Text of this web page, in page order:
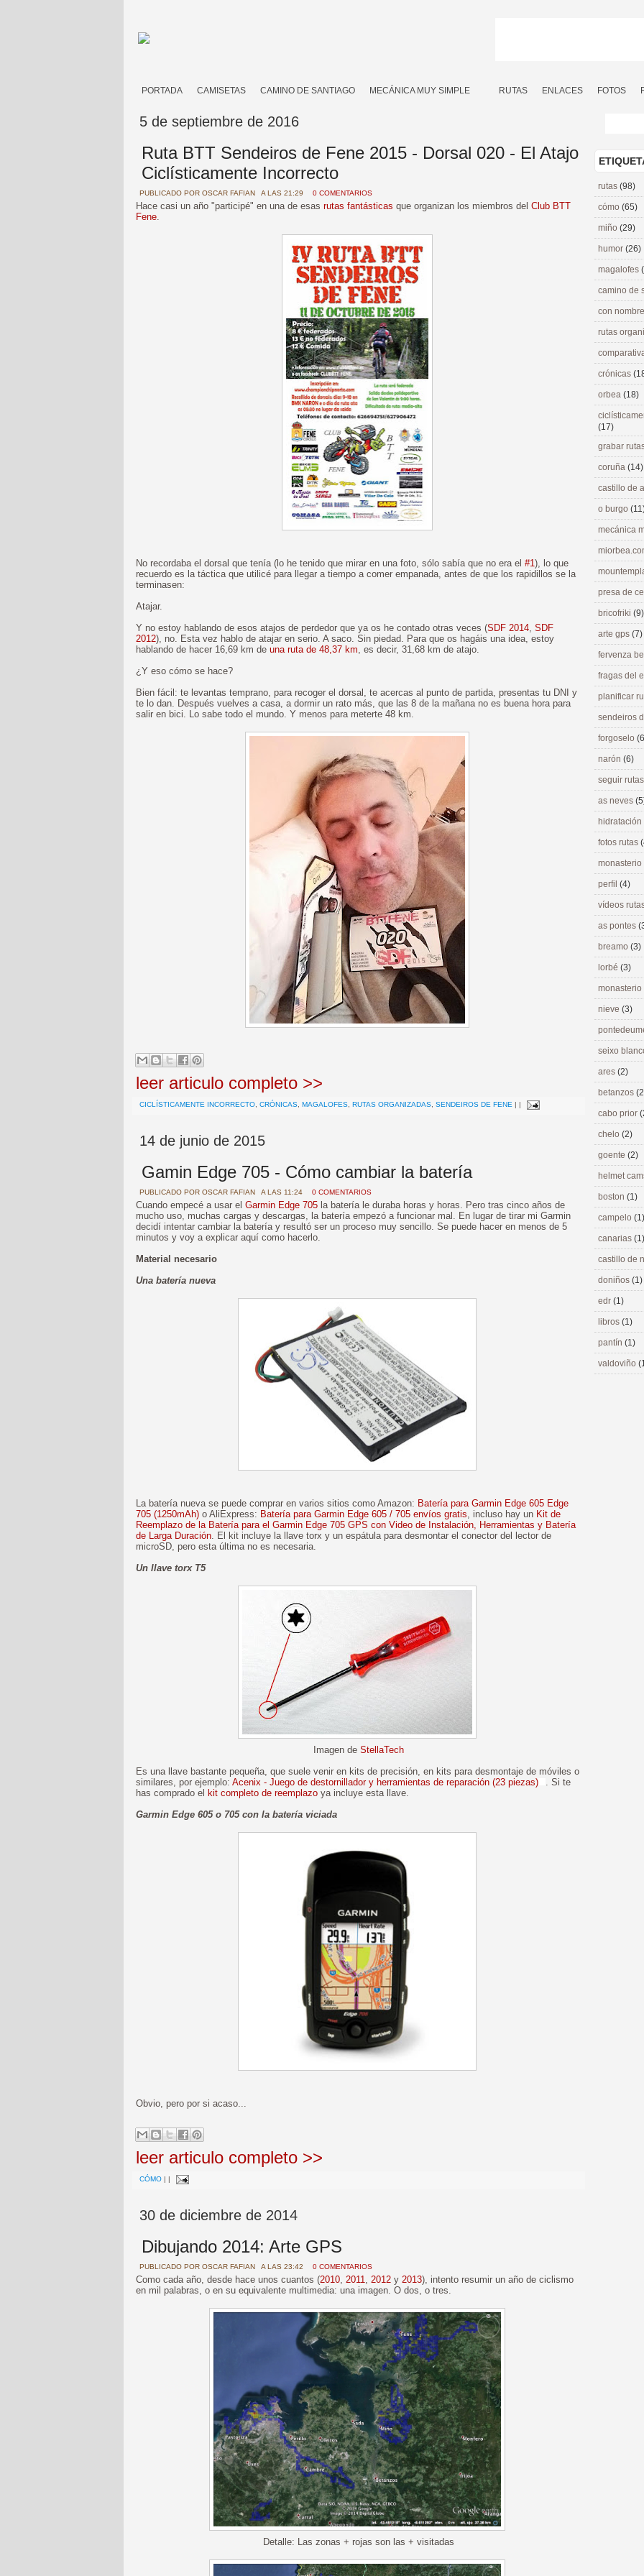
PORTADA CAMISETAS CAMINO DE SANTIAGO MECÁNICA MUY SIMPLE RUTAS ENLACES FOTOS
5 de septiembre de 2016
Ruta BTT Sendeiros de Fene 2015 - Dorsal 020 - El Atajo
Ciclísticamente Incorrecto
PUBLICADO POR OSCAR FAFIAN A LAS 21:29 0 COMENTARIOS
Hace casi un año "participé" en una de esas rutas fantásticas que organizan los miembros del Club BTT
Fene.
No recordaba el dorsal que tenía (lo he tenido que mirar en una foto, sólo sabía que no era el #1), lo que
recuerdo es la táctica que utilicé para llegar a tiempo a comer empanada, antes de que los rapidillos se la
terminasen:
Atajar.
Y no estoy hablando de esos atajos de perdedor que ya os he contado otras veces (SDF 2014, SDF
2012), no. Esta vez hablo de atajar en serio. A saco. Sin piedad. Para que os hagáis una idea, estoy
hablando de hacer 16,69 km de una ruta de 48,37 km, es decir, 31,68 km de atajo.
¿Y eso cómo se hace?
Bien fácil: te levantas temprano, para recoger el dorsal, te acercas al punto de partida, presentas tu DNI y
te lo dan. Después vuelves a casa, a dormir un rato más, que las 8 de la mañana no es buena hora para
salir en bici. Lo sabe todo el mundo. Y menos para meterte 48 km.
leer articulo completo >>
CICLÍSTICAMENTE INCORRECTO CRÓNICAS MAGALOFES RUTAS ORGANIZADAS SENDEIROS DE FENE | |
14 de junio de 2015
Gamin Edge 705 - Cómo cambiar la batería
PUBLICADO POR OSCAR FAFIAN A LAS 11:24 0 COMENTARIOS
Cuando empecé a usar el Garmin Edge 705 la batería le duraba horas y horas. Pero tras cinco años de
mucho uso, muchas cargas y descargas, la batería empezó a funcionar mal. En lugar de tirar mi Garmin
decidí intentar cambiar la batería y resultó ser un proceso muy sencillo. Se puede hacer en menos de 5
minutos y voy a explicar aquí como hacerlo.
Material necesario
Una batería nueva
La batería nueva se puede comprar en varios sitios como Amazon: Batería para Garmin Edge 605 Edge
705 (1250mAh) o AliExpress: Batería para Garmin Edge 605 / 705 envíos gratis , incluso hay un Kit de
Reemplazo de la Batería para el Garmin Edge 705 GPS con Video de Instalación, Herramientas y Batería
de Larga Duración . El kit incluye la llave torx y un espátula para desmontar el conector del lector de
microSD, pero esta última no es necesaria.
Un llave torx T5
Imagen de StellaTech
Es una llave bastante pequeña, que suele venir en kits de precisión, en kits para desmontaje de móviles o
similares, por ejemplo: Acenix - Juego de destornillador y herramientas de reparación (23 piezas)
. Si te
has comprado el kit completo de reemplazo ya incluye esta llave.
Garmin Edge 605 o 705 con la batería viciada
Obvio, pero por si acaso...
leer articulo completo >>
CÓMO | |
30 de diciembre de 2014
Dibujando 2014: Arte GPS
PUBLICADO POR OSCAR FAFIAN A LAS 23:42 0 COMENTARIOS
Como cada año, desde hace unos cuantos (2010, 2011, 2012 y 2013), intento resumir un año de ciclismo
en mil palabras, o en su equivalente multimedia: una imagen. O dos, o tres.
Detalle: Las zonas + rojas son las + visitadas
rutas (98)
cómo (65)
miño (29)
humor (26)
magalofes
camino de
con
rutas
crónicas
orbea (18)
(17)
grabar
coruña (14)
castillo de
o burgo
mecánica
presa de
bricofriki (9)
arte gps (7)
fervenza
fragas del
planificar
sendeiros
forgoselo
narón (6)
seguir
as neves
hidratación
fotos rutas
perfil (4)
vídeos
as pontes
breamo (3)
lorbé (3)
nieve (3)
seixo
ares (2)
betanzos
cabo prior
chelo (2)
goente (2)
helmet
boston (1)
campelo (1)
canarias (1)
castillo de
doniños (1)
edr (1)
libros (1)
pantín (1)
valdoviño